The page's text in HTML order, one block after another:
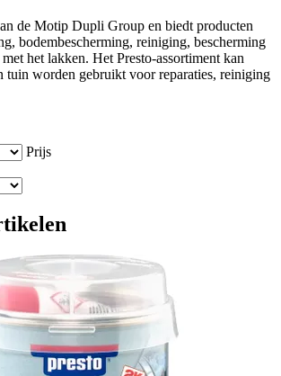
de Motip Dupli Group en biedt producten
bodembescherming, reiniging, bescherming
het lakken. Het Presto-assortiment kan
tuin worden gebruikt voor reparaties, reiniging
Prijs